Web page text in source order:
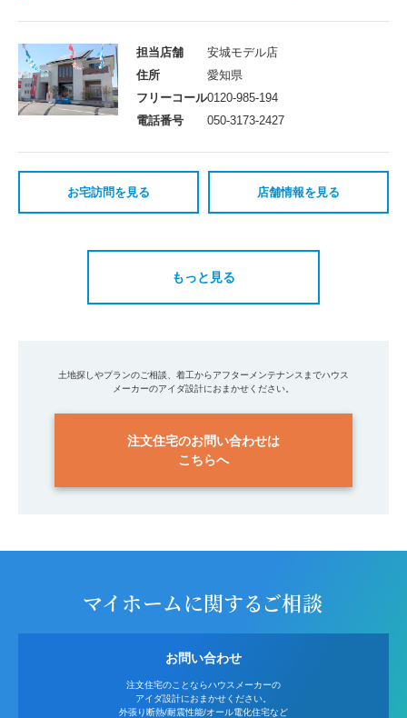
担当店舗
安城モデル店
住所
愛知県
フリーコール0120-985-194
電話番号
050-3173-2427
お宅訪問を見る 店舗情報を見る
もっと見る
土地探しやプランのご相談、着工からアフターメンテナンスまでハウス
メーカーのアイダ設計におまかせください。
注文住宅のお問い合わせは
こちらへ
マイホームに関するご相談
お問い合わせ
注文住宅のことならハウスメーカーの
アイダ設計におまかせください。
外張り断熱/耐震性能/オール電化住宅など